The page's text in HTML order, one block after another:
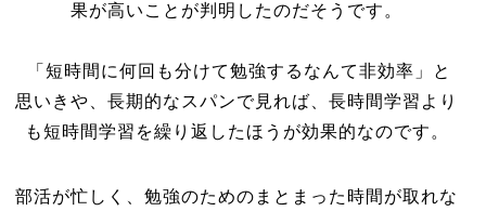
果が高いことが判明したのだそうです。
「短時間に何回も分けて勉強するなんて非効率」と
思いきや、長期的なスパンで見れば、長時間学習より
も短時間学習を繰り返したほうが効果的なのです。
部活が忙しく、勉強のためのまとまった時間が取れな